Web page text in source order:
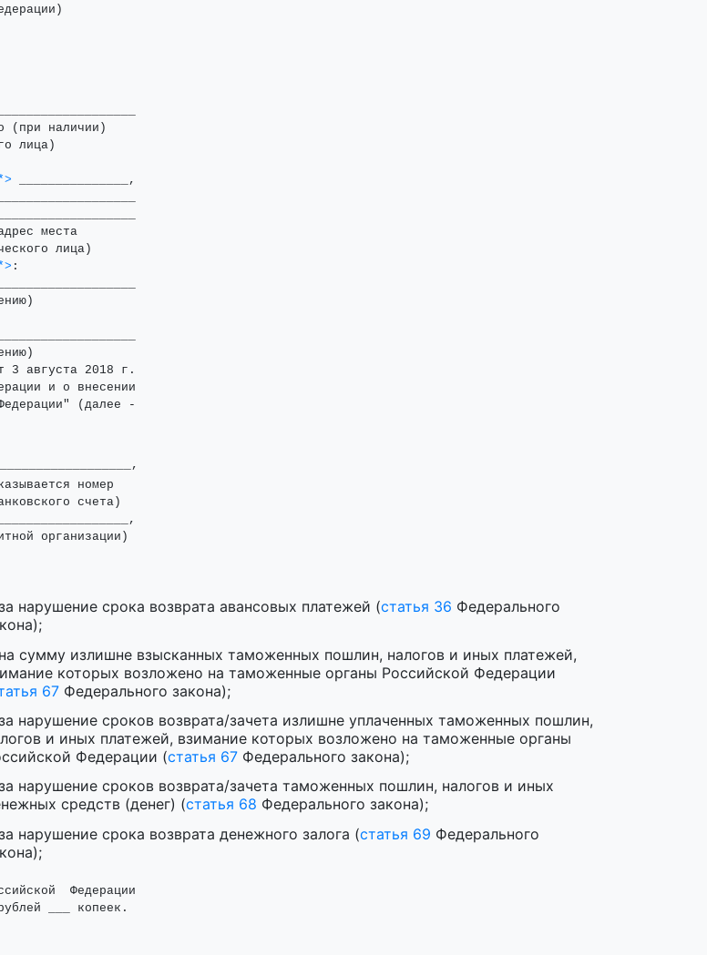
(при наличии)
лица)
_______________,
места
лица)
:
3 августа 2018 г.
и о внесении
(далее -
номер
счета)
организации)
нарушение срока возврата авансовых платежей (статья 36 Федерального
на сумму излишне взысканных таможенных пошлин, налогов и иных платежей,
которых возложено на таможенные органы Российской Федерации
67 Федерального закона);
нарушение сроков возврата/зачета излишне уплаченных таможенных пошлин,
и иных платежей, взимание которых возложено на таможенные органы
Федерации (статья 67 Федерального закона);
нарушение сроков возврата/зачета таможенных пошлин, налогов и иных
средств (денег) (статья 68 Федерального закона);
нарушение срока возврата денежного залога (статья 69 Федерального
Федерации
___ копеек.